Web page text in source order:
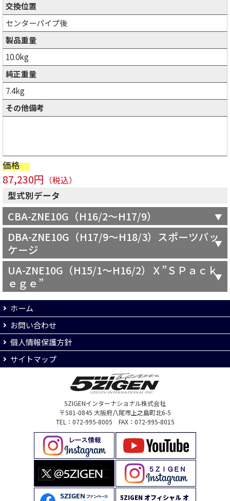
交換位置
センターパイプ後
製品重量
10.0kg
純正重量
7.4kg
その他備考
価格
87,230円 （税込）
型式別データ
CBA-ZNE10G（H16/2～H17/9）
DBA-ZNE10G（H17/9～H18/3）スポーツパッ
ケージ
UA-ZNE10G（H15/1～H16/2）Ｘ”ＳＰａｃｋ
ｅｇｅ”
ホーム
お問い合わせ
個人情報保護方針
サイトマップ
5ZIGENインターナショナル株式会社
〒581-0845 大阪府八尾市上之島町北6-5
TEL：072-995-8005 FAX：072-995-8015
5ZIGEN オフィシャル オ